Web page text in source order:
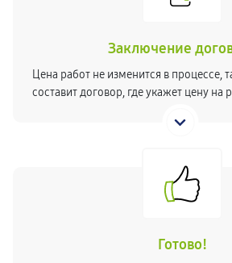
Заключение
Цена работ не изменится в процессе,
составит договор, где укажет цену на
Готово!